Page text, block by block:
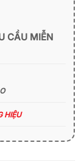
CẦU MIỄN
HIỆU